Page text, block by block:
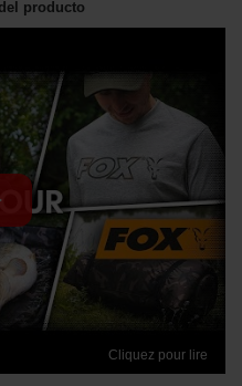
producto
Cliquez pour lire